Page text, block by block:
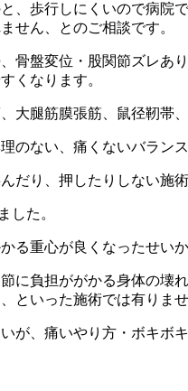
、歩行しにくいので病
せん、とのご相談です。
骨盤変位・股関節ズレあ
くなります。
大腿筋膜張筋、鼠径靭帯
のない、痛くないバラン
だり、押したりしない施
した。
る重心が良くなったせ
に負担ががかる身体の
といった施術では有りませ
が、痛いやり方・ボキ